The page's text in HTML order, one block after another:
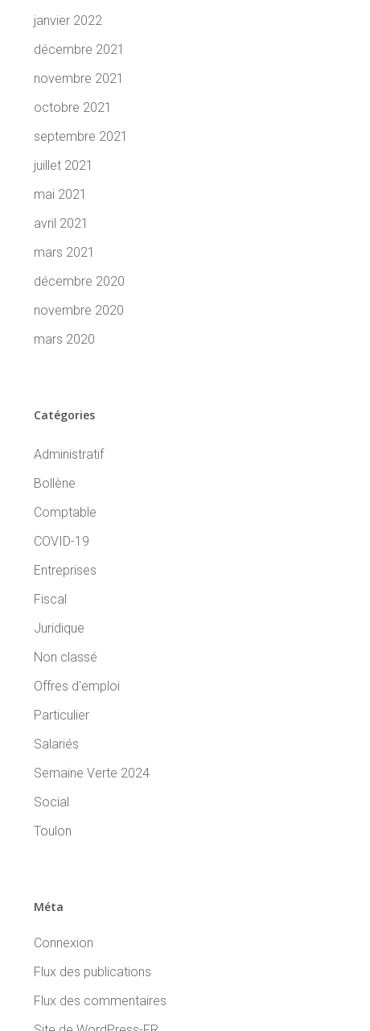
janvier 2022
décembre 2021
novembre 2021
octobre 2021
septembre 2021
juillet 2021
mai 2021
avril 2021
mars 2021
décembre 2020
novembre 2020
mars 2020
Catégories
Administratif
Bollène
Comptable
COVID-19
Entreprises
Fiscal
Juridique
Non classé
Offres d'emploi
Particulier
Salariés
Semaine Verte 2024
Social
Toulon
Méta
Connexion
Flux des publications
Flux des commentaires